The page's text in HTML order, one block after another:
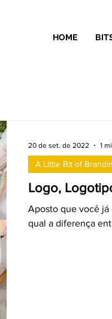
HOME
Logo,
Aposto que você já
qual a diferença
A Little Bit of
20 de set. de 2022 1